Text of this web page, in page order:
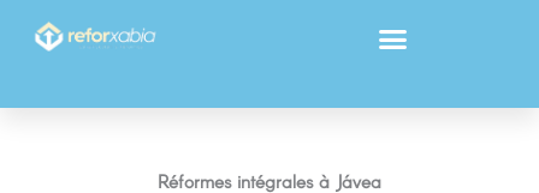
Réformes intégrales à Jávea